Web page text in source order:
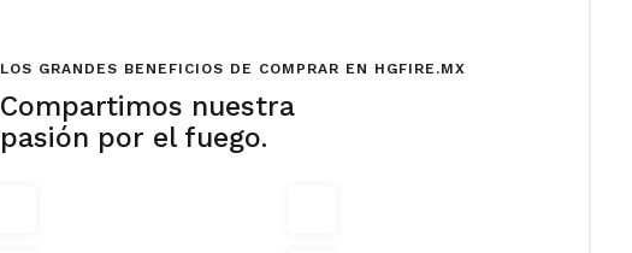
LOS GRANDES BENEFICIOS DE COMPRAR EN HGFIRE.MX
Compartimos nuestra
pasión por el fuego.